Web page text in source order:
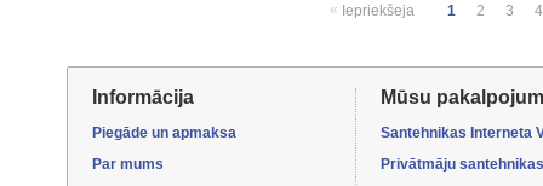
« Iepriekšeja 1 2 3 4
Informācija
Piegāde un apmaksa
Par mums
Mūsu
Santehnikas Interneta
Privātmāju